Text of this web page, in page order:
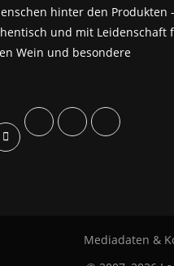
hinter den Produkten
und mit Leidenschaft
Wein und besondere
Mediadaten &